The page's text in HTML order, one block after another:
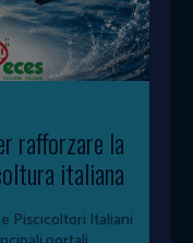
rafforzare la
italiana